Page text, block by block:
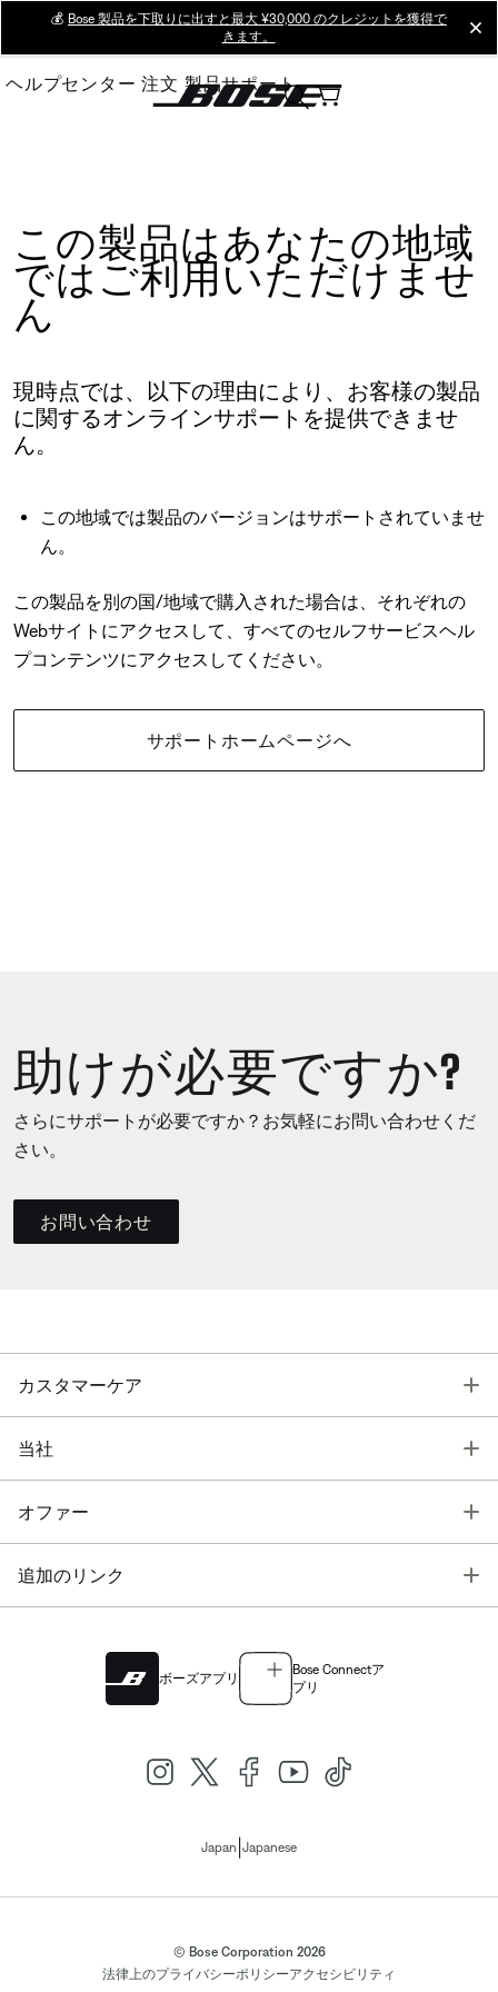
Main
💰 Bose 製品を下取りに出すと最大 ¥30,000 のクレジットを獲得で
きます。
ヘルプセンター 注文 製品サポート
この製品はあなたの地域
ではご利用いただけませ
ん
現時点では、以下の理由により、お客様の製品
に関するオンラインサポートを提供できませ
ん。
この地域では製品のバージョンはサポートされていませ
ん。
この製品を別の国/地域で購入された場合は、それぞれの
Webサイトにアクセスして、すべてのセルフサービスヘル
プコンテンツにアクセスしてください。
サポートホームページへ
助けが必要ですか?
さらにサポートが必要ですか？お気軽にお問い合わせくだ
さい。
お問い合わせ
カスタマーケア
当社
オファー
追加のリンク
ボーズアプリ
Bose Connectア
プリ
Japan Japanese
© Bose Corporation 2026
法律上のプライバシーポリシーアクセシビリティ